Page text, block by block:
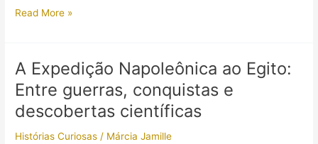
A
a
arte
e
uma
técnica
Read More »
A Expedição Napoleônica ao Egito:
Entre guerras, conquistas e
descobertas científicas
Histórias Curiosas / Márcia Jamille